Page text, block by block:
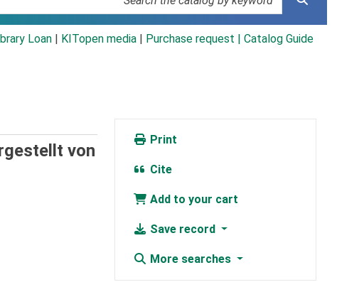
Loan KITopen media Purchase request | Catalog Guide
von
Print
Cite
Add to your cart
Save record
More searches